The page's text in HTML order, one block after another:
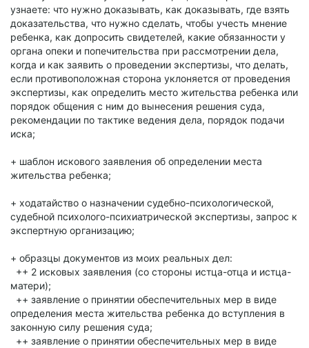
узнаете: что нужно доказывать, как доказывать, где взять
доказательства, что нужно сделать, чтобы учесть мнение
ребенка, как допросить свидетелей, какие обязанности у
органа опеки и попечительства при рассмотрении дела,
когда и как заявить о проведении экспертизы, что делать,
если противоположная сторона уклоняется от проведения
экспертизы, как определить место жительства ребенка или
порядок общения с ним до вынесения решения суда,
рекомендации по тактике ведения дела, порядок подачи
иска;
+ шаблон искового заявления об определении места
жительства ребенка;
+ ходатайство о назначении судебно-психологической,
судебной психолого-психиатрической экспертизы, запрос к
экспертную организацию;
+ образцы документов из моих реальных дел:
++ 2 исковых заявления (со стороны истца-отца и истца-
матери);
++ заявление о принятии обеспечительных мер в виде
определения места жительства ребенка до вступления в
законную силу решения суда;
++ заявление о принятии обеспечительных мер в виде